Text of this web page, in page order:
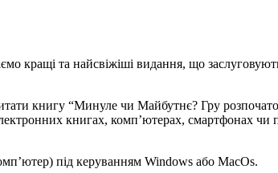
кращі та найсвіжіші видання, що
книгу “Минуле чи Майбутнє? Гру
книгах, комп’ютерах, смартфонах
під керуванням Windows або MacOs.